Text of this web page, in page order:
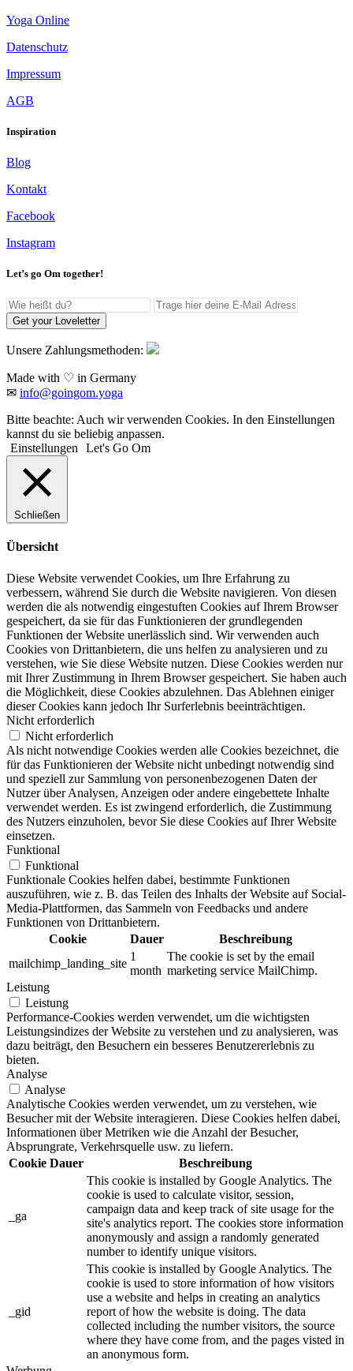
Yoga Online
Datenschutz
Impressum
AGB
Inspiration
Blog
Kontakt
Facebook
Instagram
Let’s go Om together!
Get your Loveletter
Unsere Zahlungsmethoden:
Made with ♡ in Germany
✉ info@goingom.yoga
Bitte beachte: Auch wir verwenden Cookies. In den Einstellungen
kannst du sie beliebig anpassen.
Einstellungen
Let's Go Om
Schließen
Übersicht
Diese Website verwendet Cookies, um Ihre Erfahrung zu
verbessern, während Sie durch die Website navigieren. Von diesen
werden die als notwendig eingestuften Cookies auf Ihrem Browser
gespeichert, da sie für das Funktionieren der grundlegenden
Funktionen der Website unerlässlich sind. Wir verwenden auch
Cookies von Drittanbietern, die uns helfen zu analysieren und zu
verstehen, wie Sie diese Website nutzen. Diese Cookies werden nur
mit Ihrer Zustimmung in Ihrem Browser gespeichert. Sie haben auch
die Möglichkeit, diese Cookies abzulehnen. Das Ablehnen einiger
dieser Cookies kann jedoch Ihr Surferlebnis beeinträchtigen.
Nicht erforderlich
Nicht erforderlich
Als nicht notwendige Cookies werden alle Cookies bezeichnet, die
für das Funktionieren der Website nicht unbedingt notwendig sind
und speziell zur Sammlung von personenbezogenen Daten der
Nutzer über Analysen, Anzeigen oder andere eingebettete Inhalte
verwendet werden. Es ist zwingend erforderlich, die Zustimmung
des Nutzers einzuholen, bevor Sie diese Cookies auf Ihrer Website
einsetzen.
Funktional
Funktional
Funktionale Cookies helfen dabei, bestimmte Funktionen
auszuführen, wie z. B. das Teilen des Inhalts der Website auf Social-
Media-Plattformen, das Sammeln von Feedbacks und andere
Funktionen von Drittanbietern.
Cookie
Dauer
Beschreibung
mailchimp_landing_site
1
month
The cookie is set by the email
marketing service MailChimp.
Leistung
Leistung
Performance-Cookies werden verwendet, um die wichtigsten
Leistungsindizes der Website zu verstehen und zu analysieren, was
dazu beiträgt, den Besuchern ein besseres Benutzererlebnis zu
bieten.
Analyse
Analyse
Analytische Cookies werden verwendet, um zu verstehen, wie
Besucher mit der Website interagieren. Diese Cookies helfen dabei,
Informationen über Metriken wie die Anzahl der Besucher,
Absprungrate, Verkehrsquelle usw. zu liefern.
Cookie Dauer Beschreibung
_ga
This cookie is installed by Google Analytics. The
cookie is used to calculate visitor, session,
campaign data and keep track of site usage for the
site's analytics report. The cookies store information
anonymously and assign a randomly generated
number to identify unique visitors.
_gid
This cookie is installed by Google Analytics. The
cookie is used to store information of how visitors
use a website and helps in creating an analytics
report of how the website is doing. The data
collected including the number visitors, the source
where they have come from, and the pages visted in
an anonymous form.